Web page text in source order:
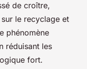
de croître,
le recyclage et
phénomène
réduisant les
fort.